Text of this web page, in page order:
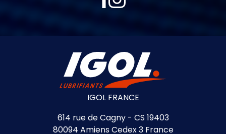
IGOL FRANCE
614 rue de Cagny - CS 19403
80094 Amiens Cedex 3 France